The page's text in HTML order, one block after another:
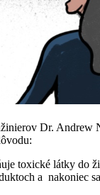
Dr. Andrew
toxické látky do
a nakoniec